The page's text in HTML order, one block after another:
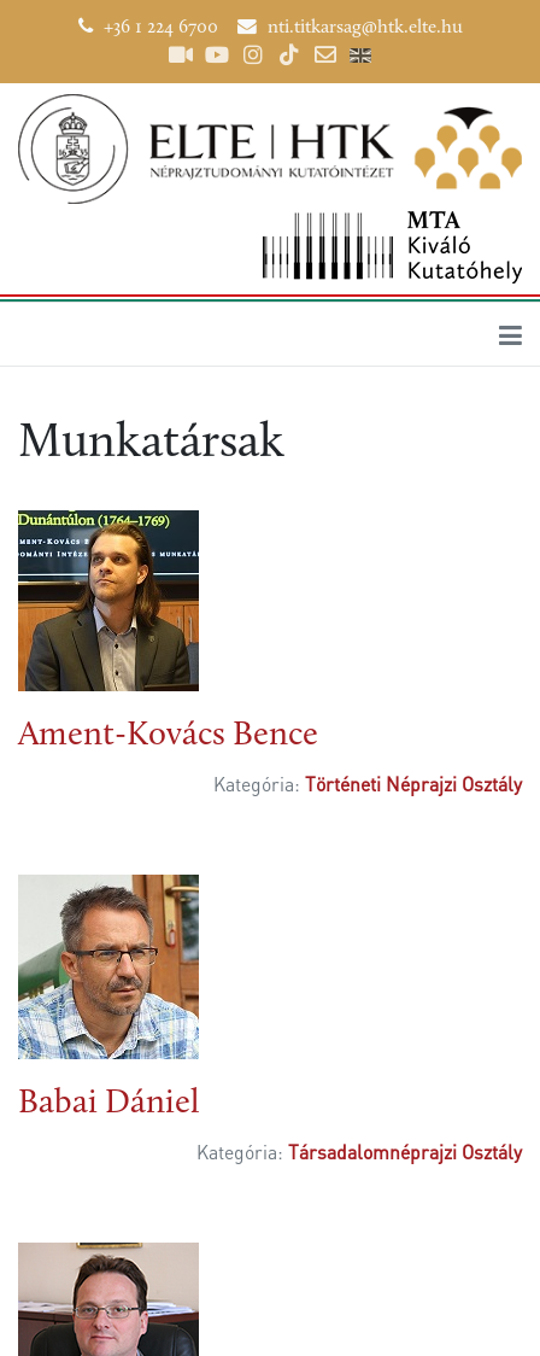
+36 1 224 6700 nti.titkarsag@htk.elte.hu
Munkatársak
Ament-Kovács Bence
Kategória: Történeti Néprajzi Osztály
Babai Dániel
Kategória: Társadalomnéprajzi Osztály